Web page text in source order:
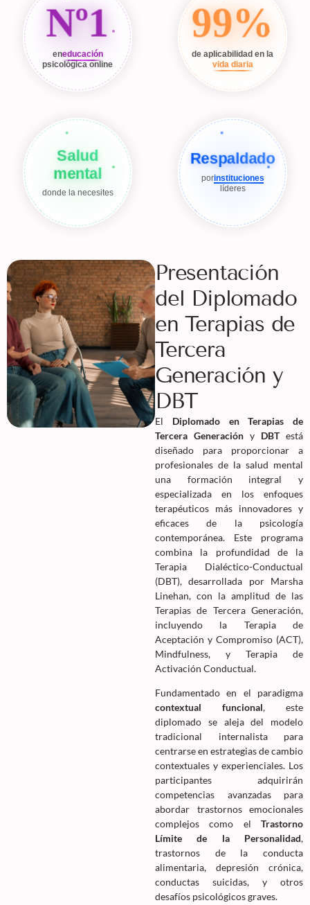
Nº1
eneducación
psicológica online
99%
de aplicabilidad en la
vida diaria
Salud
mental
donde la necesites
Respaldado
porinstituciones
líderes
Presentación
del Diplomado
en Terapias de
Tercera
Generación y
DBT
El Diplomado en Terapias de
Tercera Generación y DBTestá
diseñado para proporcionar a
profesionales de la salud mental
una formación integral y
especializada en los enfoques
terapéuticos más innovadores y
eficaces de la psicología
contemporánea. Este programa
combina la profundidad de la
Terapia Dialéctico-Conductual
(DBT), desarrollada por Marsha
Linehan, con la amplitud de las
Terapias de Tercera Generación,
incluyendo la Terapia de
Aceptación y Compromiso (ACT),
Mindfulness, y Terapia de
Activación Conductual.
Fundamentado en el paradigma
contextual funcional, este
diplomado se aleja del modelo
tradicional internalista para
centrarse en estrategias de cambio
contextuales y experienciales. Los
participantes adquirirán
competencias avanzadas para
abordar trastornos emocionales
complejos como el Trastorno
Límite de la Personalidad,
trastornos de la conducta
alimentaria, depresión crónica,
conductas suicidas, y otros
desafíos psicológicos graves.